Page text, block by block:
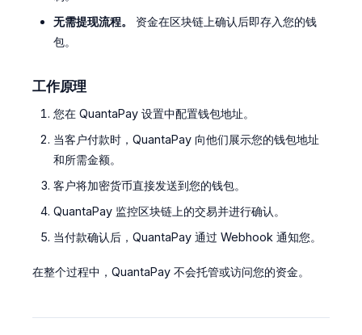
无需提现流程。
资金在区块链上确认后即存入您的钱
包。
工作原理
您在 QuantaPay 设置中配置钱包地址。
当客户付款时，QuantaPay 向他们展示您的钱包地址
和所需金额。
客户将加密货币直接发送到您的钱包。
QuantaPay 监控区块链上的交易并进行确认。
当付款确认后，QuantaPay 通过 Webhook 通知您。
在整个过程中，QuantaPay 不会托管或访问您的资金。